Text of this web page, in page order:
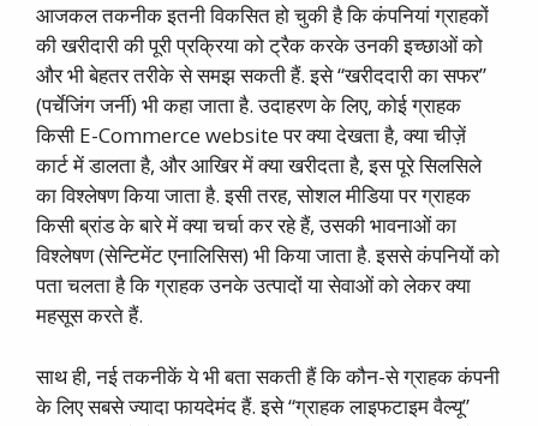
आजकल तकनीक इतनी विकसित हो चुकी है कि कंपनियां ग्राहकों
की खरीदारी की पूरी प्रक्रिया को ट्रैक करके उनकी इच्छाओं को
और भी बेहतर तरीके से समझ सकती हैं. इसे “खरीददारी का सफर”
(पर्चेजिंग जर्नी) भी कहा जाता है. उदाहरण के लिए, कोई ग्राहक
किसी E-Commerce website पर क्या देखता है, क्या चीज़ें
कार्ट में डालता है, और आखिर में क्या खरीदता है, इस पूरे सिलसिले
का विश्लेषण किया जाता है. इसी तरह, सोशल मीडिया पर ग्राहक
किसी ब्रांड के बारे में क्या चर्चा कर रहे हैं, उसकी भावनाओं का
विश्लेषण (सेन्टिमेंट एनालिसिस) भी किया जाता है. इससे कंपनियों को
पता चलता है कि ग्राहक उनके उत्पादों या सेवाओं को लेकर क्या
महसूस करते हैं.
साथ ही, नई तकनीकें ये भी बता सकती हैं कि कौन-से ग्राहक कंपनी
के लिए सबसे ज्यादा फायदेमंद हैं. इसे “ग्राहक लाइफटाइम वैल्यू”